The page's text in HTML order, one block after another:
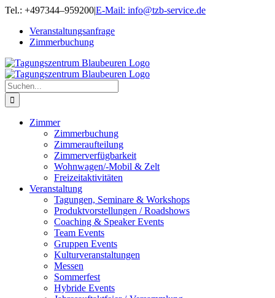
Zum
springen
Tel.: +497344–959200|E-Mail: info@tzb-service.de
Veranstaltungsanfrage
Zimmerbuchung
Suche
nach:
Zimmer
Zimmerbuchung
Zimmeraufteilung
Zimmerverfügbarkeit
Wohnwagen/-Mobil & Zelt
Freizeitaktivitäten
Veranstaltung
Tagungen, Seminare & Workshops
Produktvorstellungen / Roadshows
Coaching & Speaker Events
Team Events
Gruppen Events
Kulturveranstaltungen
Messen
Sommerfest
Hybride Events